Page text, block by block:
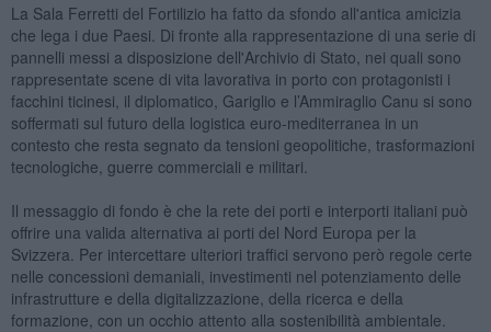
La Sala Ferretti del Fortilizio ha fatto da sfondo all'antica amicizia
che lega i due Paesi. Di fronte alla rappresentazione di una serie di
pannelli messi a disposizione dell'Archivio di Stato, nei quali sono
rappresentate scene di vita lavorativa in porto con protagonisti i
facchini ticinesi, il diplomatico, Gariglio e l’Ammiraglio Canu si sono
soffermati sul futuro della logistica euro-mediterranea in un
contesto che resta segnato da tensioni geopolitiche, trasformazioni
tecnologiche, guerre commerciali e militari.
Il messaggio di fondo è che la rete dei porti e interporti italiani può
offrire una valida alternativa ai porti del Nord Europa per la
Svizzera. Per intercettare ulteriori traffici servono però regole certe
nelle concessioni demaniali, investimenti nel potenziamento delle
infrastrutture e della digitalizzazione, della ricerca e della
formazione, con un occhio attento alla sostenibilità ambientale.